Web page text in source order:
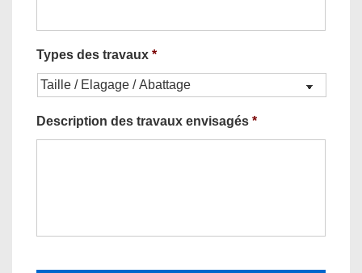
Types des travaux *
Description des travaux envisagés *